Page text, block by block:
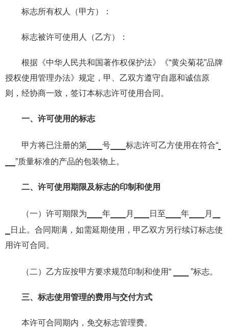
标志所有权人（甲方）：
标志被许可使用人（乙方）：
根据《中华人民共和国著作权保护法》《“黄尖菊花”品牌
授权使用管理办法》规定，甲、乙双方遵守自愿和诚信原
则，经协商一致，签订本标志许可使用合同。
一、许可使用的标志
甲方将已注册的第 号
标志许可乙方使用在符合“
”质量标准的产品的包装物上。
二、许可使用期限及标志的印制和使用
（一）许可期限为 年 月 日至 年
月
日止。合同期满，如需延期使用，甲乙双方另行续订标志使
用许可合同。
（二）乙方应按甲方要求规范印制和使用“ ”标志。
三、标志使用管理的费用与交付方式
本许可合同期内，免交标志管理费。